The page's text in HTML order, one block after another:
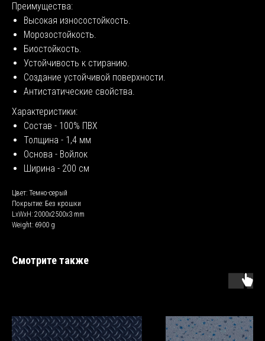
Преимущества:
Высокая износостойкость.
Морозостойкость.
Биостойкость.
Устойчивость к стиранию.
Создание устойчивой поверхности.
Антистатические свойства.
Характеристики:
Состав - 100% ПВХ
Толщина - 1,4 мм
Основа - Войлок
Ширина - 200 см
Цвет: Темно-серый
Покрытие: Без крошки
LxWxH: 2000x2500x3 mm
Weight: 6900 g
Смотрите также